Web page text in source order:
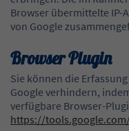
Browser übermittelte IP-
von Google
Browser Plugin
Sie können die
Google verhindern,
verfügbare Browser-
https://